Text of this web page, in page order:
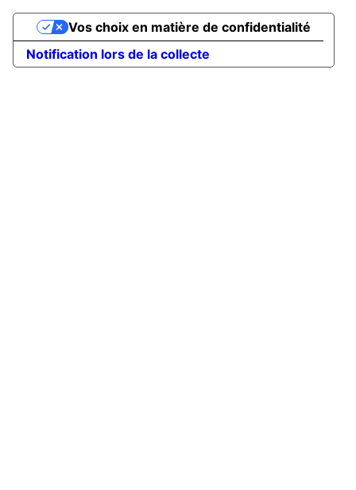
Notification lors de la collecte
Vos choix en matière de confidentialité